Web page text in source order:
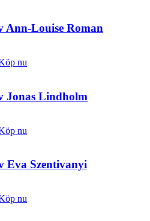
Ann-Louise Roman
nu
Jonas Lindholm
nu
Eva Szentivanyi
nu